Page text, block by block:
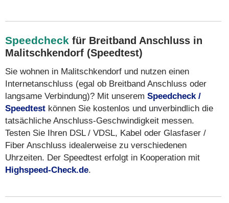
Speedcheck für Breitband Anschluss in
Malitschkendorf (Speedtest)
Sie wohnen in Malitschkendorf und nutzen einen
Internetanschluss (egal ob Breitband Anschluss oder
langsame Verbindung)? Mit unserem Speedcheck /
Speedtest können Sie kostenlos und unverbindlich die
tatsächliche Anschluss-Geschwindigkeit messen.
Testen Sie Ihren DSL / VDSL, Kabel oder Glasfaser /
Fiber Anschluss idealerweise zu verschiedenen
Uhrzeiten. Der Speedtest erfolgt in Kooperation mit
Highspeed-Check.de.